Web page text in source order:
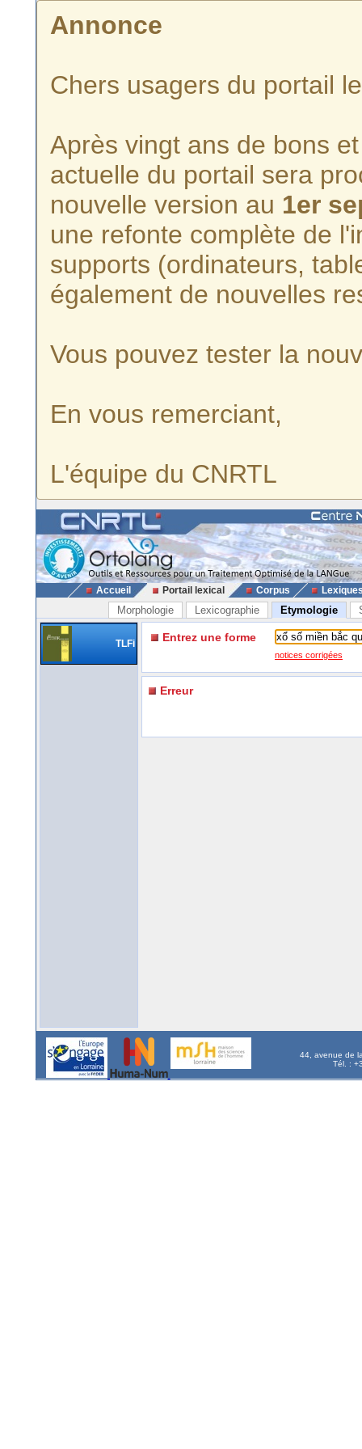
Annonce
Chers usagers du portail
Après vingt ans de bons
actuelle du portail sera
nouvelle version au 1er
une refonte complète de
supports (ordinateurs,
également de nouvelles
Vous pouvez tester la
En vous remerciant,
L'équipe du CNRTL
Accueil Portail lexical Corpus
Morphologie Lexicographie Etymologie
TLFi Entrez une forme
notices corrigées
Erreur
44, avenue de
Tél. :